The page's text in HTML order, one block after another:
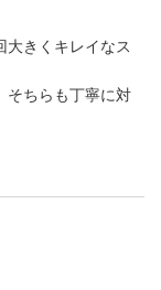
大きくキレイなス
そちらも丁寧に対